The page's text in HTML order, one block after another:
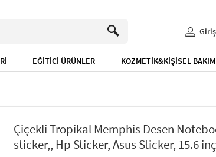
EĞİTİCİ ÜRÜNLER KOZMETİK&KİŞİSEL BAKIM
Çiçekli Tropikal Memphis Desen
sticker,, Hp Sticker, Asus Sticker, 15.6